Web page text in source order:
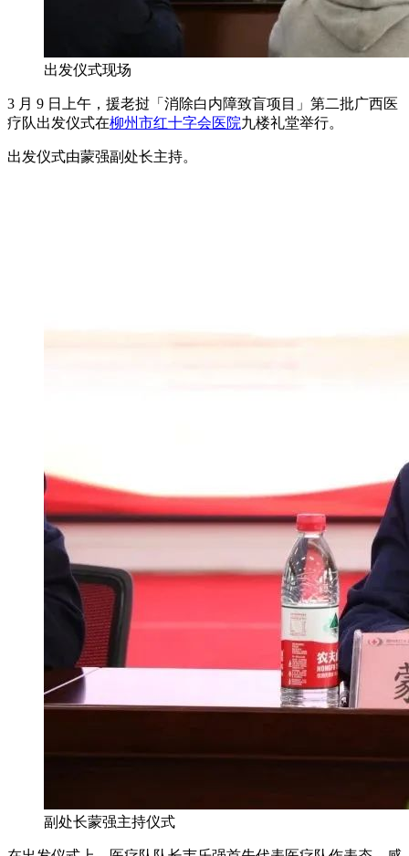
出发仪式现场
3 月 9 日上午，援老挝「消除白内障致盲项目」第二批广西医
疗队出发仪式在柳州市红十字会医院九楼礼堂举行。
出发仪式由蒙强副处长主持。
副处长蒙强主持仪式